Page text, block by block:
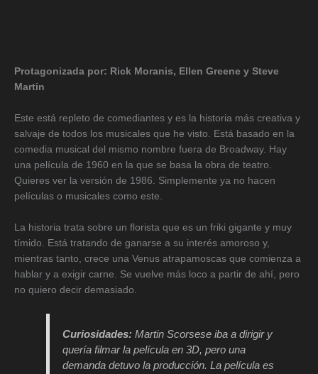
Protagonizada por: Rick Moranis, Ellen Greene y Steve
Martin
Este está repleto de comediantes y es la historia más creativa y
salvaje de todos los musicales que he visto. Está basado en la
comedia musical del mismo nombre fuera de Broadway. Hay
una película de 1960 en la que se basa la obra de teatro.
Quieres ver la versión de 1986. Simplemente ya no hacen
películas o musicales como este.
La historia trata sobre un florista que es un friki gigante y muy
tímido. Está tratando de ganarse a su interés amoroso y,
mientras tanto, crece una Venus atrapamoscas que comienza a
hablar y a exigir carne. Se vuelve más loco a partir de ahí, pero
no quiero decir demasiado.
Curiosidades:Martin Scorsese iba a dirigir y
quería filmar la película en 3D, pero una
demanda detuvo la producción. La película es